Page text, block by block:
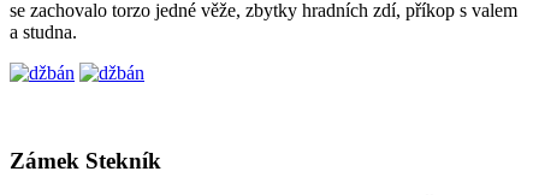
se zachovalo torzo jedné věže, zbytky hradních zdí, příkop s valem
a studna.
Zámek Stekník